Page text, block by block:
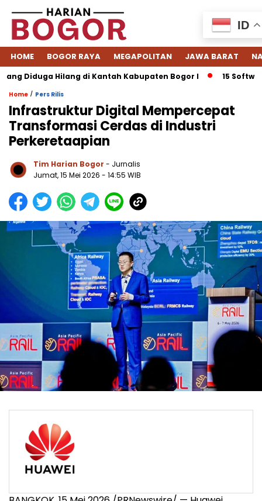
HOME BOGOR RAYA MEGAPOLITAN JAWA BARAT
Hilang di Kantah Kabupaten Bogor I 15 Software
Home / Pers Rilis
Infrastruktur Digital Mempercepat
Transformasi Cerdas di Industri
Perkeretaapian
Tim Harian Bogor - Jurnalis
Jumat, 15 Mei 2026 - 14:55 WIB
ID